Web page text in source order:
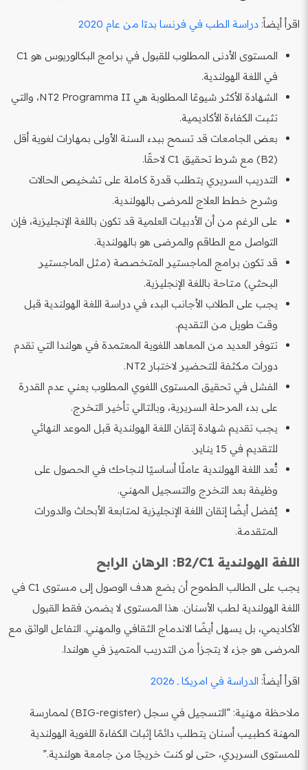
اقرأ أيضاً: دراسة الطب في فرنسا بدءًا من عام 2020
المستوى الأدنى المطلوب للقبول في برامج البكالوريوس هو C1
في اللغة الهولندية.
الشهادة الأكثر شيوعًا المطلوبة هي NT2 Programma II، والتي
تثبت الكفاءة الأكاديمية.
بعض الجامعات قد تسمح ببدء السنة الأولى بمهارات لغوية أقل
(B2) مع شرط تحقيق C1 لاحقًا.
التدريب السريري يتطلب قدرة كاملة على تشخيص الحالات
وشرح خطط العلاج للمرضى بالهولندية.
على الرغم من أن الأدبيات العلمية قد تكون باللغة الإنجليزية، فإن
التواصل مع الطاقم والمرضى هو بالهولندية.
قد تكون برامج الماجستير المتخصصة (مثل الماجستير
البحثي) متاحة باللغة الإنجليزية.
يجب على الطلاب الأجانب البدء في دراسة اللغة الهولندية قبل
وقت طويل من التقديم.
تتوفر العديد من المعاهد اللغوية المعتمدة في هولندا التي تقدم
دورات مكثفة للتحضير لاختبار NT2.
الفشل في تحقيق المستوى اللغوي المطلوب يعني عدم القدرة
على بدء المرحلة السريرية، وبالتالي تأخير التخرج.
يجب تقديم شهادة إتقان اللغة الهولندية قبل الموعد النهائي
للتقديم في 15 يناير.
تُعد اللغة الهولندية عاملًا أساسيًا لنجاحك في الحصول على
وظيفة بعد التخرج والتسجيل المهني.
يُفضل أيضًا إتقان اللغة الإنجليزية لمتابعة الأبحاث والدورات
المتقدمة.
اللغة الهولندية B2/C1: الرهان الرابح
يجب على الطالب الطموح أن يضع هدف الوصول إلى مستوى C1 في
اللغة الهولندية لطب الأسنان. هذا المستوى لا يضمن فقط القبول
الأكاديمي، بل يسهل أيضًا الاندماج الثقافي والمهني. التفاعل الواثق مع
المرضى هو جزء لا يتجزأ من التدريب المتميز في هولندا.
اقرأ أيضاً: الدراسة في امريكا ـ 2026
ملاحظة مهنية: “التسجيل في سجل (BIG-register) لممارسة
المهنة كطبيب أسنان يتطلب دائمًا إثبات الكفاءة اللغوية الهولندية
للمستوى السريري، حتى لو كنت خريجًا من جامعة هولندية.”